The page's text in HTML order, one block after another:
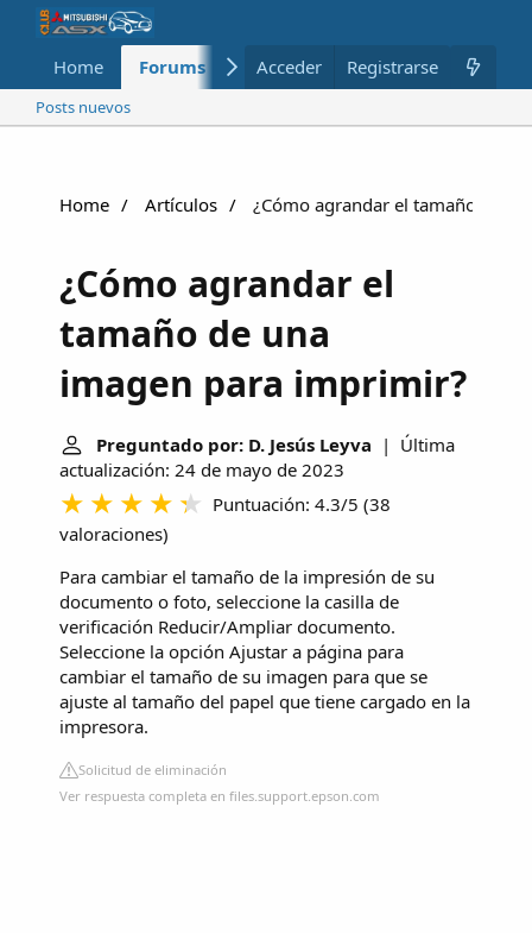
Home Forums Nuevo Miembros
Acceder Registrarse
Posts nuevos
Home Artículos ¿Cómo agrandar el tamaño de
¿Cómo agrandar el
tamaño de una
imagen para imprimir?
Preguntado por: D. Jesús Leyva | Última
actualización: 24 de mayo de 2023
Puntuación: 4.3/5 (38
valoraciones)
Para cambiar el tamaño de la impresión de su
documento o foto, seleccione la casilla de
verificación Reducir/Ampliar documento.
Seleccione la opción Ajustar a página para
cambiar el tamaño de su imagen para que se
ajuste al tamaño del papel que tiene cargado en la
impresora.
Solicitud de eliminación
Ver respuesta completa en files.support.epson.com